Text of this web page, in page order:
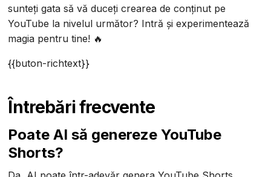
sunteți gata să vă duceți crearea de conținut pe
YouTube la nivelul următor? Intră și experimentează
magia pentru tine! 🔥
{{buton-richtext}}
Întrebări frecvente
Poate AI să genereze YouTube
Shorts?